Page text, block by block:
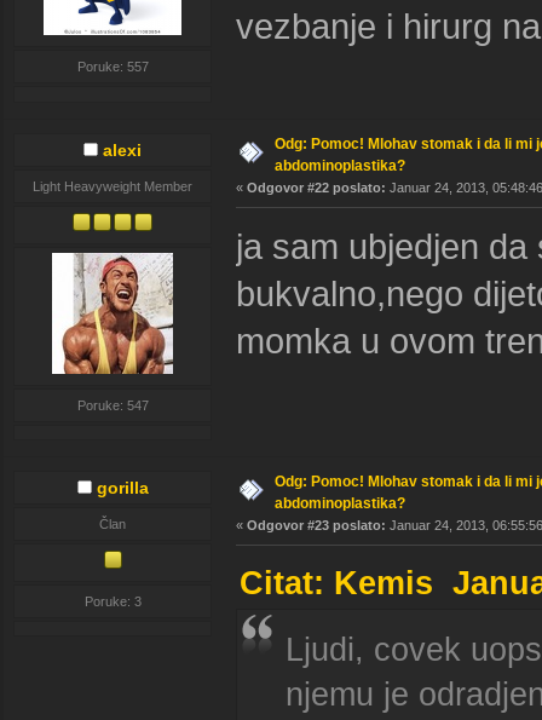
Poruke: 557
vezbanje i hirurg
alexi
Light Heavyweight Member
Poruke: 547
Odg: Pomoc! Mlohav stomak i da li mi
abdominoplastika?
« Odgovor #22 poslato: Januar 24, 2013,
ja sam ubjedjen
bukvalno,nego
momka u ovom
gorilla
Član
Poruke: 3
Odg: Pomoc! Mlohav stomak i da li mi
abdominoplastika?
« Odgovor #23 poslato: Januar 24, 2013,
Citat: Kemis
Ljudi, covek
njemu je